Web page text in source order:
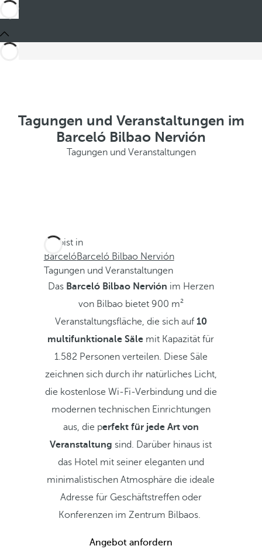
Tagungen und Veranstaltungen im
Barceló Bilbao Nervión
Tagungen und Veranstaltungen
Du bist in
BarcelóBarceló Bilbao Nervión
Tagungen und Veranstaltungen
Das Barceló Bilbao Nervión im Herzen
von Bilbao bietet 900 m²
Veranstaltungsfläche, die sich auf 10
multifunktionale Säle mit Kapazität für
1.582 Personen verteilen. Diese Säle
zeichnen sich durch ihr natürliches Licht,
die kostenlose Wi-Fi-Verbindung und die
modernen technischen Einrichtungen
aus, die perfekt für jede Art von
Veranstaltung sind. Darüber hinaus ist
das Hotel mit seiner eleganten und
minimalistischen Atmosphäre die ideale
Adresse für Geschäftstreffen oder
Konferenzen im Zentrum Bilbaos.
Angebot anfordern